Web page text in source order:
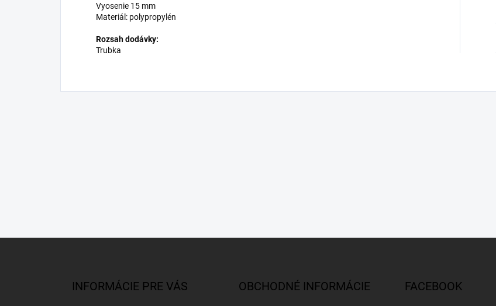
Vyosenie 15 mm
Materiál: polypropylén
Rozsah dodávky:
Trubka
INFORMÁCIE PRE VÁS OBCHODNÉ INFORMÁCIE FACEBOOK